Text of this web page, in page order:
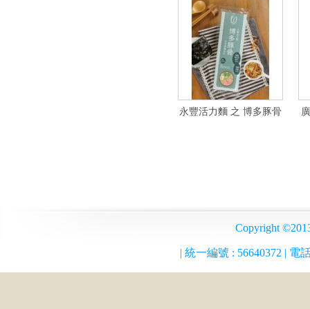
永豐活力麵 之 博多豚骨
Copyright
| 統一編號 : 56640372 | 電